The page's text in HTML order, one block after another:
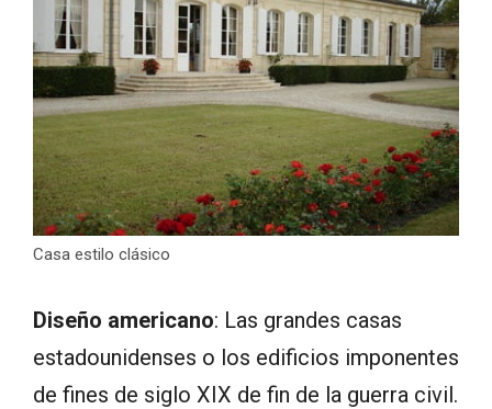
Casa estilo clásico
Diseño americano: Las grandes casas
estadounidenses o los edificios imponentes
de fines de siglo XIX de fin de la guerra civil.